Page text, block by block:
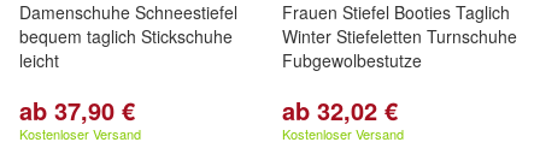
Damenschuhe Schneestiefel
bequem taglich Stickschuhe
leicht
ab 37,90 €
Kostenloser Versand
Frauen Stiefel Booties Taglich
Winter Stiefeletten Turnschuhe
Fubgewolbestutze
ab 32,02 €
Kostenloser Versand